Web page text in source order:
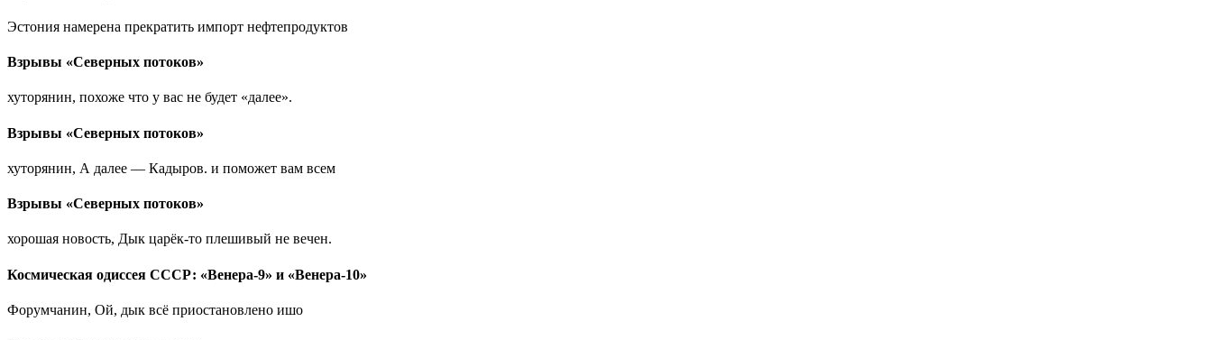
Эстония намерена прекратить импорт нефтепродуктов
Взрывы «Северных потоков»
хуторянин, похоже что у вас не будет «далее».
Взрывы «Северных потоков»
хуторянин, А далее — Кадыров. и поможет вам всем
Взрывы «Северных потоков»
хорошая новость, Дык царёк-то плешивый не вечен.
Космическая одиссея СССР: «Венера-9» и «Венера-10»
Форумчанин, Ой, дык всё приостановлено ишо